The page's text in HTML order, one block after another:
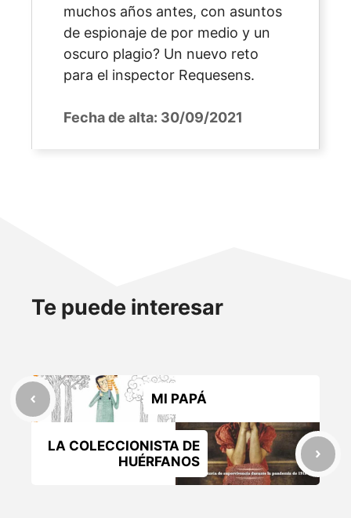
muchos años antes, con asuntos
de espionaje de por medio y un
oscuro plagio? Un nuevo reto
para el inspector Requesens.
Fecha de alta: 30/09/2021
Te puede interesar
MI PAPÁ
LA COLECCIONISTA DE
HUÉRFANOS